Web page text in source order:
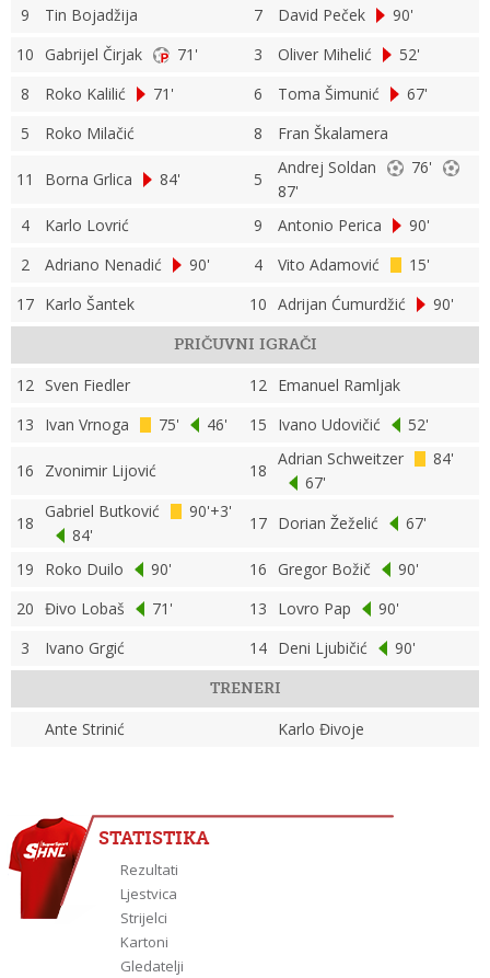
9
Tin Bojadžija 7 David Peček
90'
10
Gabrijel Čirjak 71' 3 Oliver Mihelić
52'
8
Roko Kalilić 71' 6 Toma Šimunić
67'
5
Roko Milačić 8 Fran Škalamera
11 Borna Grlica 84' 5
Andrej Soldan
76'
87'
4
Karlo Lovrić 9 Antonio Perica
90'
2
Adriano Nenadić 90' 4 Vito Adamović
15'
17 Karlo Šantek 10 Adrijan Ćumurdžić 90'
PRIČUVNI IGRAČI
12 Sven Fiedler 12 Emanuel Ramljak
13
Ivan Vrnoga 75' 46' 15 Ivano Udovičić 52'
16 Zvonimir Lijović 18
Adrian Schweitzer
84'
67'
18
Gabriel Butković
90'+3'
84'
17 Dorian Žeželić 67'
19 Roko Duilo 90' 16 Gregor Božič
90'
20 Đivo Lobaš 71' 13 Lovro Pap
90'
3
Ivano Grgić 14 Deni Ljubičić 90'
TRENERI
Ante Strinić Karlo Đivoje
STATISTIKA
Rezultati
Ljestvica
Strijelci
Kartoni
Gledatelji